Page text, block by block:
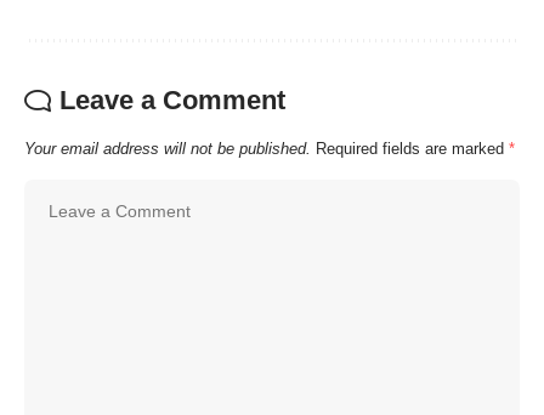
Leave a Comment
Your email address will not be published. Required fields are marked *